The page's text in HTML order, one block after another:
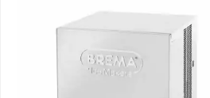
Vosco VSC-K3 3 Parça Bar
malzemesi ile dikkat çeker.
duyacağınız tüm temel